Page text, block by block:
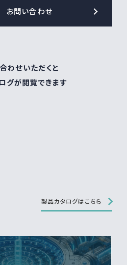
お問い合わせ
わせいただくと
グが閲覧できます
製品カタログはこちら